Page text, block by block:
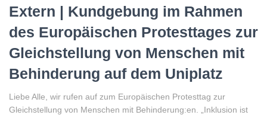
Extern | Kundgebung im Rahmen
des Europäischen Protesttages zur
Gleichstellung von Menschen mit
Behinderung auf dem Uniplatz
Liebe Alle, wir rufen auf zum Europäischen Protesttag zur
Gleichstellung von Menschen mit Behinderung:en. „Inklusion ist